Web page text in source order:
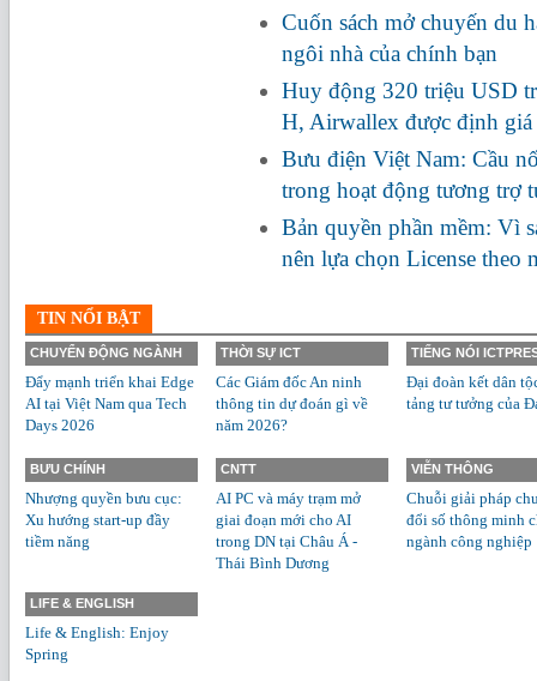
Cuốn sách mở chuyến du
ngôi nhà của chính bạn
Huy động 320 triệu USD
H, Airwallex được định
Bưu điện Việt Nam: Cầu
trong hoạt động tương trợ
Bản quyền phần mềm: Vì
nên lựa chọn License theo
TIN NỔI BẬT
CHUYỂN ĐỘNG NGÀNH
Đẩy mạnh triển khai Edge
AI tại Việt Nam qua Tech
Days 2026
THỜI SỰ ICT
Các Giám đốc An ninh
thông tin dự đoán gì về
năm 2026?
TIẾNG NÓI
Đại đoàn kết dân
tảng tư tưởng của
BƯU CHÍNH
Nhượng quyền bưu cục:
Xu hướng start-up đầy
tiềm năng
CNTT
AI PC và máy trạm mở
giai đoạn mới cho AI
trong DN tại Châu Á -
Thái Bình Dương
VIỄN THÔNG
Chuỗi giải pháp
đổi số thông minh
ngành công nghiệp
LIFE & ENGLISH
Life & English: Enjoy
Spring